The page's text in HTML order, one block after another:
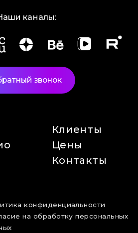
конфиденциальности
на обработку персональных
Клиенты
Цены
Контакты
звонок
каналы: